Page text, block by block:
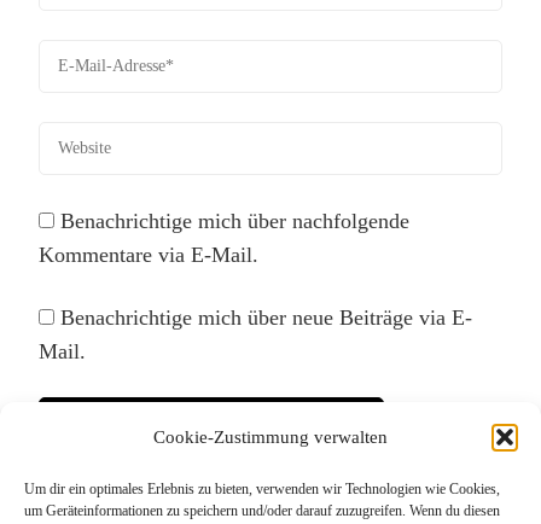
Cookie-Zustimmung verwalten
Um dir ein optimales Erlebnis zu bieten, verwenden wir Technologien wie Cookies,
um Geräteinformationen zu speichern und/oder darauf zuzugreifen. Wenn du diesen
Benachrichtige mich über nachfolgende
Kommentare via E-Mail.
Benachrichtige mich über neue Beiträge via E-
Mail.
Diese Website verwendet Akismet, um Spam zu